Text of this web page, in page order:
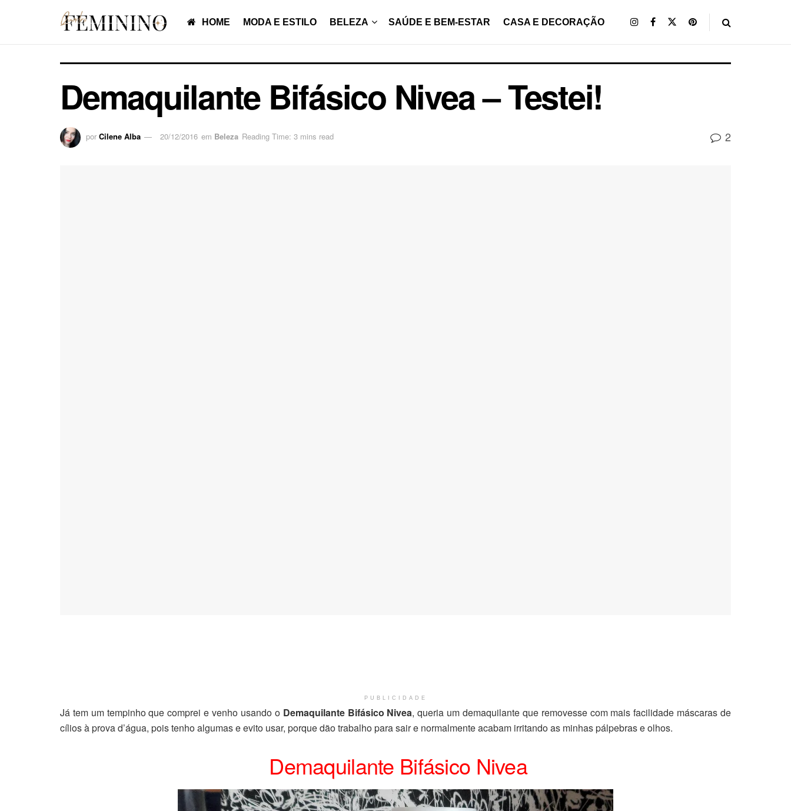
HOME MODA E ESTILO BELEZA SAÚDE E BEM-ESTAR CASA E DECORAÇÃO
Demaquilante Bifásico Nivea – Testei!
por Cilene Alba 20/12/2016 em Beleza Reading Time: 3 mins read 2
PUBLICIDADE
Já tem um tempinho que comprei e venho usando o Demaquilante Bifásico Nivea, queria um demaquilante que removesse com mais facilidade máscaras de
cílios à prova d’água, pois tenho algumas e evito usar, porque dão trabalho para sair e normalmente acabam irritando as minhas pálpebras e olhos.
Demaquilante Bifásico Nivea